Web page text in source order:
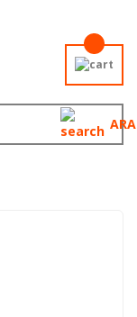
ARA